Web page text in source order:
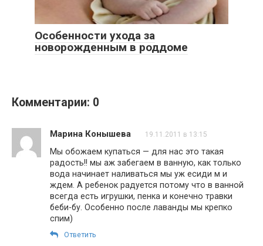
Особенности ухода за
новорожденным в роддоме
Комментарии: 0
Марина Конышева 19.11.2011 в 13:15
Мы обожаем купаться — для нас это такая
радость!! мы аж забегаем в ванную, как только
вода начинает наливаться мы уж есиди м и
ждем. А ребенок радуется потому что в ванной
всегда есть игрушки, пенка и конечно травки
беби-бу. Особенно после лаванды мы крепко
спим)
Ответить